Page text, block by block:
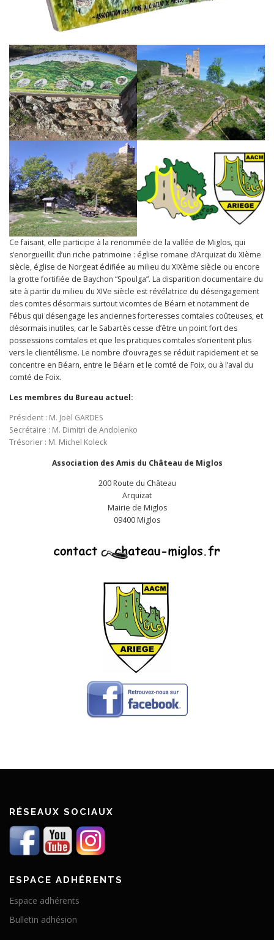
Ce faisant, elle participe à la renommée de la vallée de Miglos, qui
s’enorgueillit d’un riche patrimoine : église romane d’Arquizat du XIème
siècle, église de Norgeat édifiée au milieu du XIXème siècle ou encore
la grotte fortifiée de Baychon “Spoulga”. La disparition documentaire du
site à partir du milieu du XIVe siècle est révélatrice du désengagement
des comtes désormais surtout vicomtes de Béarn et notamment de
Fébus qui désengage les anciennes forteresses comtales coûteuses, et
désormais inutiles, car le Sabartès cesse d’être un point fort des
possessions comtales et que les pratiques comtales s’orientent plus
vers le clientélisme. Le nombre d’ouvrages se réduit rapidement et se
concentre en Béarn, entre le Béarn et le comté de Foix, ou à l’aval du
comté de Foix.
Les membres du Bureau actuel:
Président : M. Joël GARDES
Secrétaire : M. Dimitri de Andolenko
Trésorier : M. Michel Koleck
Association des Amis du Château de Miglos
200 Route du Château
Arquizat
Mairie de Miglos
09400 Miglos
RÉSEAUX SOCIAUX
ESPACE ADHÉRENTS
Espace adhérents
Bulletin adhésion